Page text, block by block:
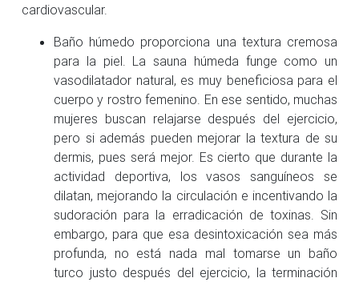
cardiovascular.
Baño húmedo proporciona una textura cremosa
para la piel. La sauna húmeda funge como un
vasodilatador natural, es muy beneficiosa para el
cuerpo y rostro femenino. En ese sentido, muchas
mujeres buscan relajarse después del ejercicio,
pero si además pueden mejorar la textura de su
dermis, pues será mejor. Es cierto que durante la
actividad deportiva, los vasos sanguíneos se
dilatan, mejorando la circulación e incentivando la
sudoración para la erradicación de toxinas. Sin
embargo, para que esa desintoxicación sea más
profunda, no está nada mal tomarse un baño
turco justo después del ejercicio, la terminación